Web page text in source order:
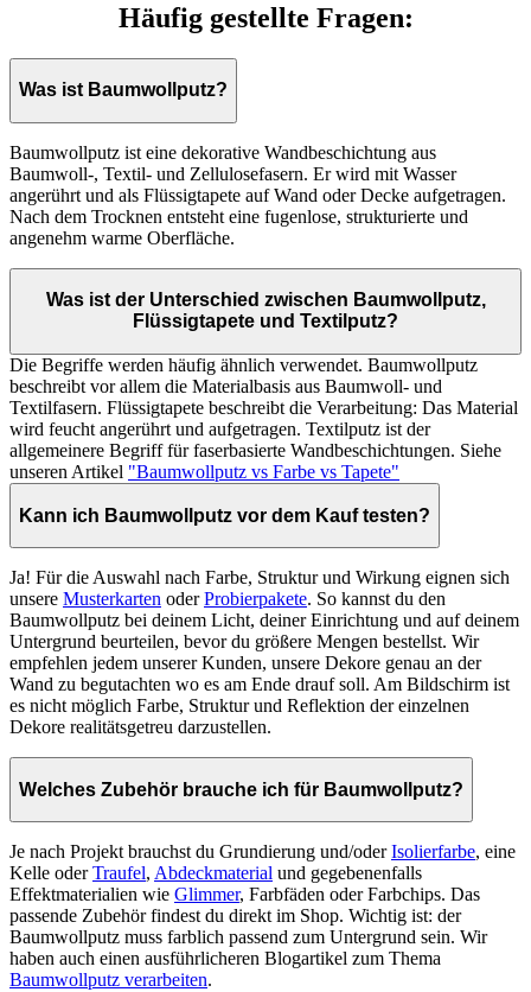
Häufig gestellte Fragen:
Was ist Baumwollputz?
Baumwollputz ist eine dekorative Wandbeschichtung aus
Baumwoll-, Textil- und Zellulosefasern. Er wird mit Wasser
angerührt und als Flüssigtapete auf Wand oder Decke aufgetragen.
Nach dem Trocknen entsteht eine fugenlose, strukturierte und
angenehm warme Oberfläche.
Was ist der Unterschied zwischen Baumwollputz,
Flüssigtapete und Textilputz?
Die Begriffe werden häufig ähnlich verwendet. Baumwollputz
beschreibt vor allem die Materialbasis aus Baumwoll- und
Textilfasern. Flüssigtapete beschreibt die Verarbeitung: Das Material
wird feucht angerührt und aufgetragen. Textilputz ist der
allgemeinere Begriff für faserbasierte Wandbeschichtungen. Siehe
unseren Artikel "Baumwollputz vs Farbe vs Tapete"
Kann ich Baumwollputz vor dem Kauf testen?
Ja! Für die Auswahl nach Farbe, Struktur und Wirkung eignen sich
unsere Musterkarten oderProbierpakete. So kannst du den
Baumwollputz bei deinem Licht, deiner Einrichtung und auf deinem
Untergrund beurteilen, bevor du größere Mengen bestellst. Wir
empfehlen jedem unserer Kunden, unsere Dekore genau an der
Wand zu begutachten wo es am Ende drauf soll. Am Bildschirm ist
es nicht möglich Farbe, Struktur und Reflektion der einzelnen
Dekore realitätsgetreu darzustellen.
Welches Zubehör brauche ich für Baumwollputz?
Je nach Projekt brauchst du Grundierung und/oderIsolierfarbe, eine
Kelle oderTraufel, Abdeckmaterial und gegebenenfalls
Effektmaterialien wie Glimmer, Farbfäden oder Farbchips. Das
passende Zubehör findest du direkt im Shop. Wichtig ist: der
Baumwollputz muss farblich passend zum Untergrund sein. Wir
haben auch einen ausführlicheren Blogartikel zum Thema
Baumwollputz verarbeiten.